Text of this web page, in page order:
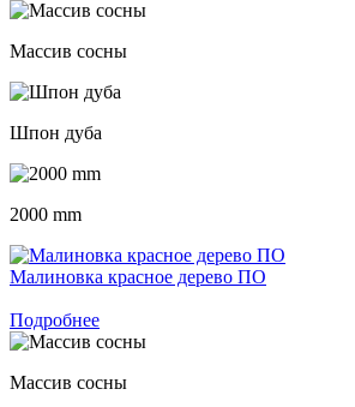
Массив сосны
Шпон дуба
2000 mm
Малиновка красное дерево ПО
Подробнее
Массив сосны